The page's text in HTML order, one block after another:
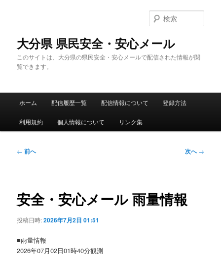
大分県 県民安全・安心メール
このサイトは、大分県の県民安全・安心メールで配信された情報が閲
覧できます。
索
メ
ホーム 配信履歴一覧 配信情報について 登録方法
利用規約 個人情報について リンク集
投
ゲ
ー
ョ
← 前へ 次へ→
安全・安心メール 雨量情報
投稿日時:2026年7月2日 01:51
■雨量情報
2026年07月02日01時40分観測